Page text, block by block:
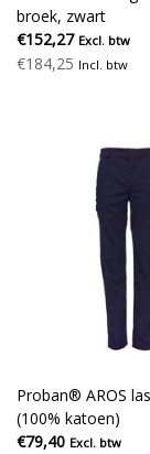
broek, zwart
€152,27 Excl. btw
€184,25 Incl. btw
Proban® AROS
(100% katoen)
€79,40 Excl. btw